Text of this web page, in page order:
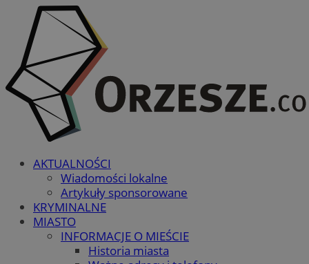
AKTUALNOŚCI
Wiadomości lokalne
Artykuły sponsorowane
KRYMINALNE
MIASTO
INFORMACJE O MIEŚCIE
Historia miasta